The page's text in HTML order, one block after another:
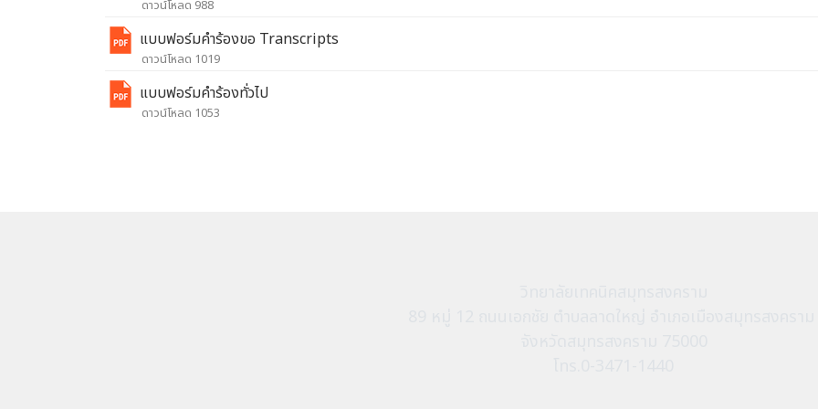
ดาวน์โหลด 988
แบบฟอร์มคำร้องขอ Transcripts
ดาวน์โหลด 1019
แบบฟอร์มคำร้องทั่วไป
ดาวน์โหลด 1053